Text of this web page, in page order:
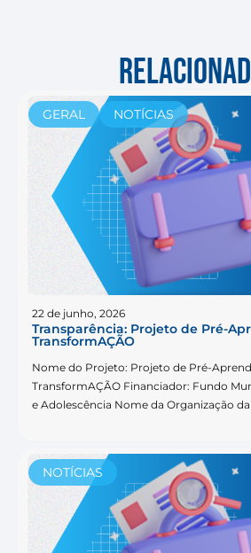
GERAL NOTÍCIAS
22 de junho, 2026
Transparência: Projeto de Pré-
TransformAÇÃO
Nome do Projeto: Projeto de Pré-
TransformAÇÃO Financiador: Fundo
e Adolescência Nome da Organização
NOTÍCIAS